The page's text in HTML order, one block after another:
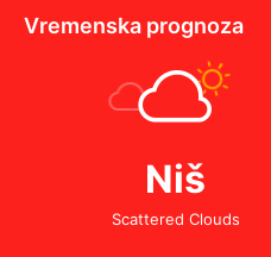
Vremenska prognoza
Niš
Scattered Clouds